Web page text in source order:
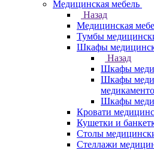
Медицинская мебель
Назад
Медицинская
Тумбы
Шкафы
Назад
Шкафы
Шкафы
Шкафы
Кровати
Кушетки и
Столы
Стеллажи